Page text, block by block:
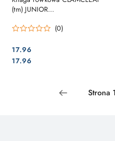
(tm) JUNIOR
(0)
Cena:
17.96
Cena:
17.96